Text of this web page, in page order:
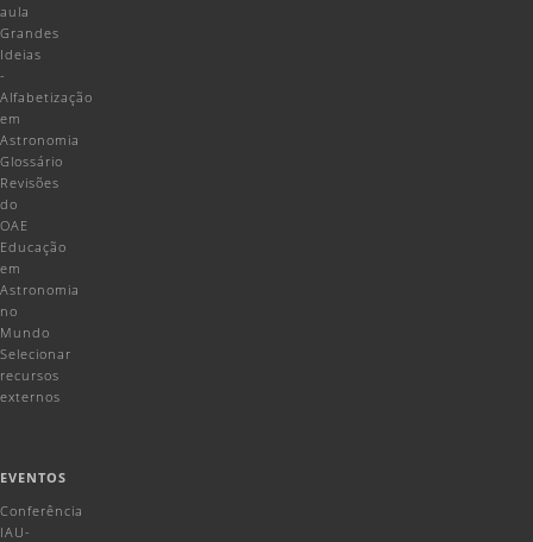
aula
Grandes
Ideias
-
Alfabetização
em
Astronomia
Glossário
Revisões
do
OAE
Educação
em
Astronomia
no
Mundo
Selecionar
recursos
externos
EVENTOS
Conferência
IAU-